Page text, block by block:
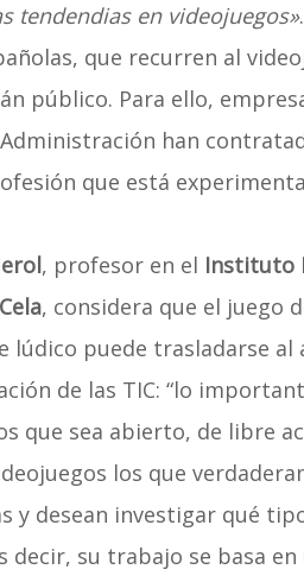
tendendias en videojuegos»
que recurren al
público. Para ello,
han
que está
, profesor en el Instituto
, considera que el juego
lúdico puede trasladarse
de las TIC: “lo
que sea abierto, de libre
los que
y desean investigar qué
decir, su trabajo se basa en